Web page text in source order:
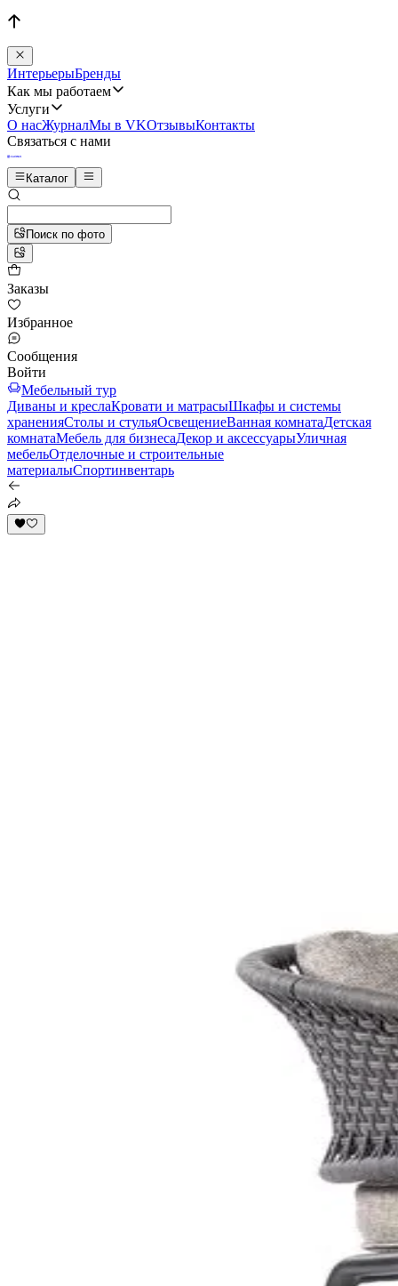
ИнтерьерыБренды
Как мы работаем
Услуги
О насЖурналМы в VKОтзывыКонтакты
Связаться с нами
Каталог
Поиск по фото
Заказы
Избранное
Сообщения
Войти
Мебельный тур
Диваны и креслаКровати и матрасыШкафы и системы
храненияСтолы и стульяОсвещениеВанная комнатаДетская
комнатаМебель для бизнесаДекор и аксессуарыУличная
мебельОтделочные и строительные
материалыСпортинвентарь